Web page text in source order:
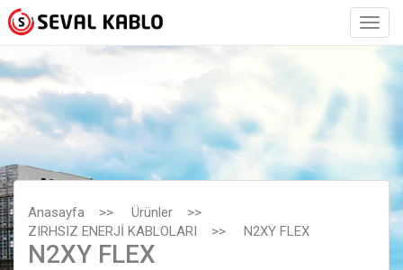
Anasayfa >> Ürünler >>
ZIRHSIZ ENERJİ KABLOLARI >> N2XY FLEX
N2XY FLEX